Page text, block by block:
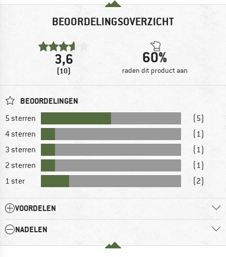
BEOORDELINGSOVERZICHT
3,6
(10)
60%
raden dit product aan
BEOORDELINGEN
5 sterren
(5)
4 sterren
(1)
3 sterren
(1)
2 sterren
(1)
1 ster
(2)
VOORDELEN
NADELEN